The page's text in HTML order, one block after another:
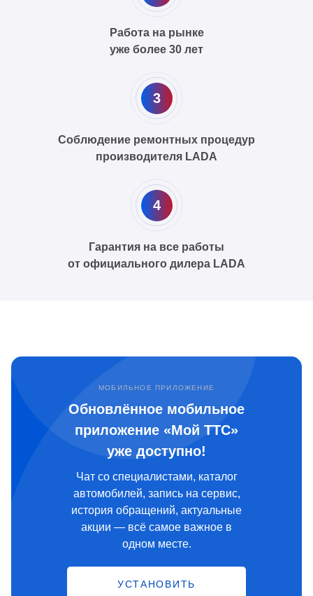
Работа на рынке
уже более 30 лет
3
Соблюдение ремонтных процедур
производителя LADA
4
Гарантия на все работы
от официального дилера LADA
МОБИЛЬНОЕ ПРИЛОЖЕНИЕ
Обновлённое мобильное
приложение «Мой ТТС»
уже доступно!
Чат со специалистами, каталог
автомобилей, запись на сервис,
история обращений, актуальные
акции — всё самое важное в
одном месте.
УСТАНОВИТЬ